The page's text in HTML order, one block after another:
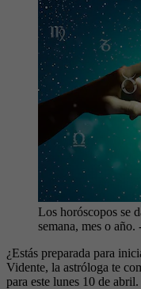
Los horóscopos se
semana, mes o año.
¿Estás preparada para
Vidente, la astróloga te
para este lunes 10 de abril.